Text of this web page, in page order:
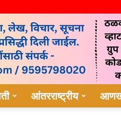
आंतरराष्ट्रीय